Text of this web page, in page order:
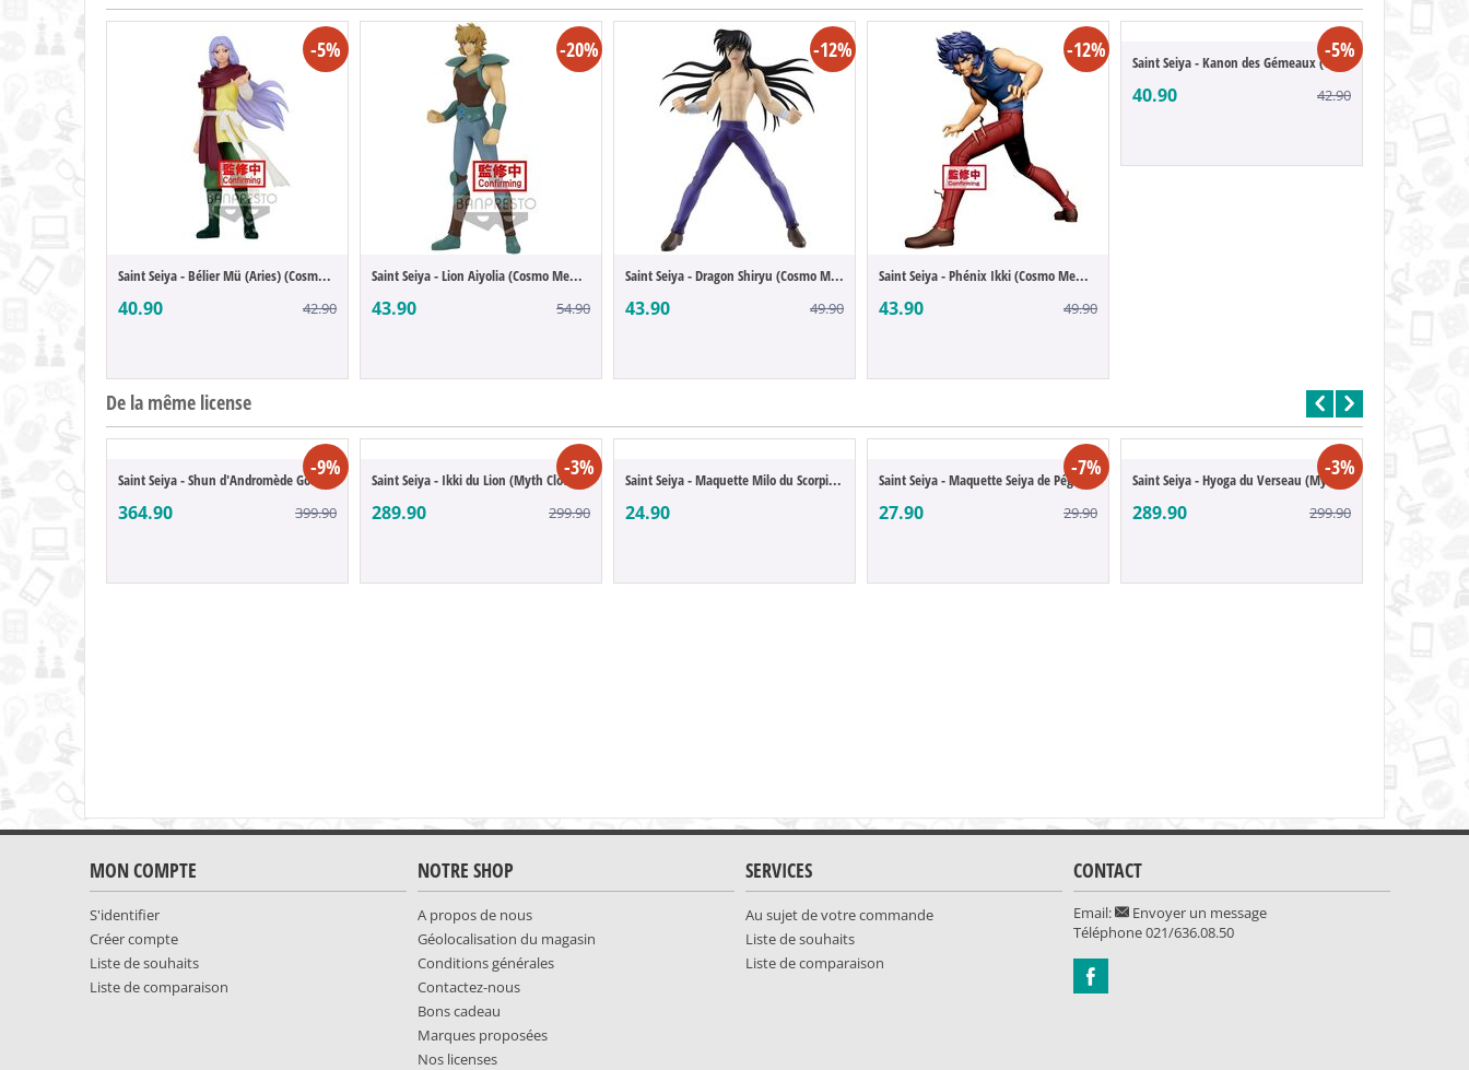
-5%
Saint Seiya - Bélier Mü (Aries) (Cosmo Me...
40.90 42.90
-20%
Saint Seiya - Lion Aiyolia (Cosmo Memories)
43.90 54.90
-12%
Saint Seiya - Dragon Shiryu (Cosmo Memories)
43.90 49.90
-12%
Saint Seiya - Phénix Ikki (Cosmo Memories)
43.90 49.90
-5%
Saint Seiya - Kanon des Gémeaux (Cosmo Me...
40.90 42.90
De la même license
-9%
Saint Seiya - Shun d'Andromède God Cloth ...
364.90 399.90
-3%
Saint Seiya - Ikki du Lion (Myth Cloth EX)
289.90 299.90
Saint Seiya - Maquette Milo du Scorpion (...
24.90
-7%
Saint Seiya - Maquette Seiya de Pégase (C...
27.90 29.90
-3%
Saint Seiya - Hyoga du Verseau (Myth Clot...
289.90 299.90
MON COMPTE
S'identifier
Créer compte
Liste de souhaits
Liste de comparaison
NOTRE SHOP
A propos de nous
Géolocalisation du magasin
Conditions générales
Contactez-nous
Bons cadeau
Marques proposées
Nos licenses
SERVICES
Au sujet de votre commande
Liste de souhaits
Liste de comparaison
CONTACT
Email:
Envoyer un message
Téléphone021/636.08.50